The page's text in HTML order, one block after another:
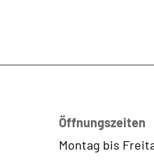
Öffnungszeiten
Montag bis